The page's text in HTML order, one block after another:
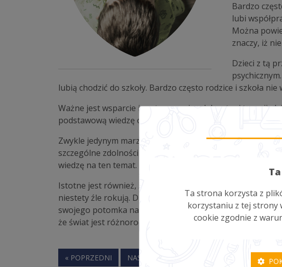
Bardzo
lubi
Można
znaczy, iż
Dzieci z tą
lubią chodzić do szkoły. Bardzo często rodzice i szkoła nie
Ważne jest wsparcie i zastosowanie adekwatnej terapii,
podstawową wiedzę o relacjach społecznych, nauczy się
Zwykle jedynym marzeniem osoby z zespołem Aspergera
szczególne zdolności w jakiejś dziedzinie np.
wiedzę na ten temat.
Istotne jest również, że dziecko z Aspergerem może
niestety źle rokują. Dlatego tak ważne jest wpojenie
swojego potomka na temat różnych chorób i zaburzeń,
że świat jest różnorodny, tym lepiej.
« POPRZEDNI NASTĘPNY »
Ta strona korzysta z
korzystaniu z tej strony
cookie zgodnie z